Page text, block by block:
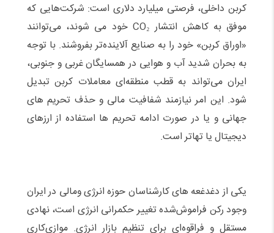
کربن داخلی، فرصتی میلیارد دلاری است: شرکت‌هایی که
موفق به کاهش انتشار CO₂ خود می شوند، می‌توانند
«اوراق کربن» خود را به صنایع آلاینده‌تر بفروشند. با توجه
به بحران شدید آب و هوایی در همسایگان غربی و جنوبی،
ایران می‌تواند به قطب منطقه‌ای معاملات کربن تبدیل
شود. این امر نیازمند شفافیت مالی و حذف تحریم های
جهانی و یا در صورت ادامه تحریم ها استفاده از ارزهای
دیجیتال یا تهاتر است.
یکی از دغدغعه های کارشناسان حوزه انرژی ومالی در ایران
وجود رکن فراموش‌شده تغییر حکمرانی انرژی است، نهادی
مستقل و فراقوه‌ای برای تنظیم بازار انرژی. موازی‌کاری